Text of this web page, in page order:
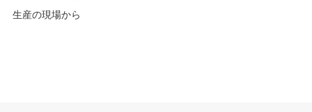
生産の現場から